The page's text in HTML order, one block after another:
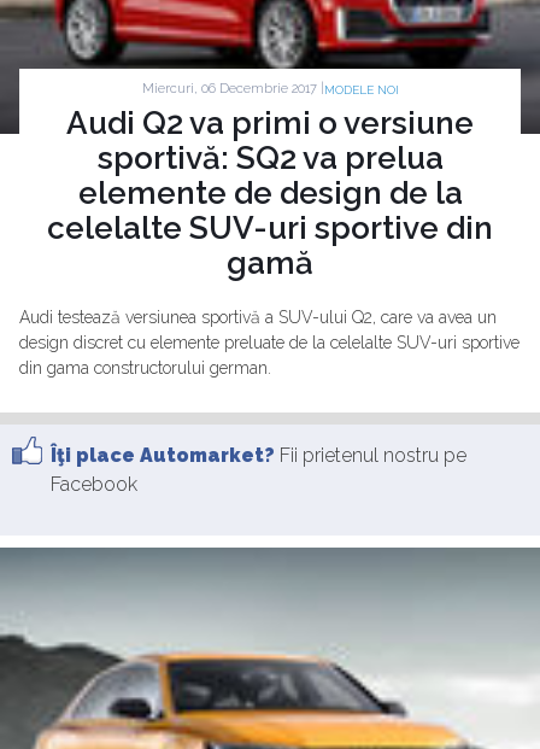
Miercuri, 06 Decembrie 2017 | MODELE NOI
Audi Q2 va primi o versiune
sportivă: SQ2 va prelua
elemente de design de la
celelalte SUV-uri sportive din
gamă
Audi testează versiunea sportivă a SUV-ului Q2, care va avea un
design discret cu elemente preluate de la celelalte SUV-uri sportive
din gama constructorului german.
Îţi place Automarket? Fii prietenul nostru pe
Facebook